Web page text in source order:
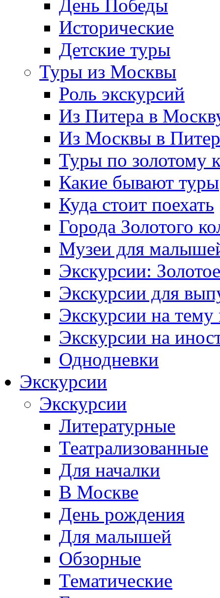
День Победы
Исторические
Детские туры
Туры из Москвы
Роль экскурсий
Из Питера в
Из Москвы в Питер
Туры по золотому
Какие бывают туры
Куда стоит поехать
Города Золотого
Музеи для
Экскурсии:
Экскурсии для
Экскурсии на тему
Экскурсии на
Однодневки
Экскурсии
Экскурсии
Литературные
Театрализованные
Для началки
В Москве
День рождения
Для малышей
Обзорные
Тематические